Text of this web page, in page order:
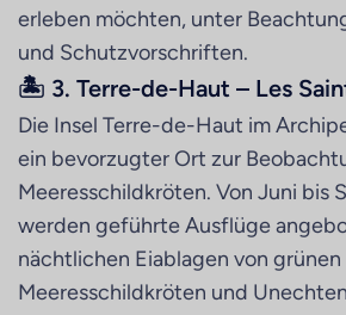
erleben möchten, unter
und Schutzvorschriften.
🏝 3. Terre-de-Haut – Les
Die Insel Terre-de-Haut im
ein bevorzugter Ort zur
Meeresschildkröten. Von Juni bis
werden geführte Ausflüge
nächtlichen Eiablagen von grünen
Meeresschildkröten und Unechten